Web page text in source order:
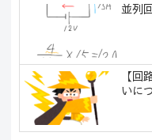
並列
【回
いに